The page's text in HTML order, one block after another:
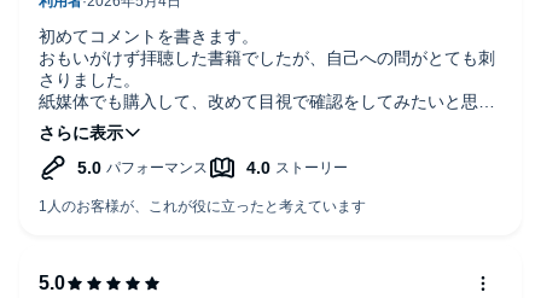
初めてコメントを書きます。
おもいがけず拝聴した書籍でしたが、自己への問がとても刺
さりました。
紙媒体でも購入して、改めて目視で確認をしてみたいと思い
ました。